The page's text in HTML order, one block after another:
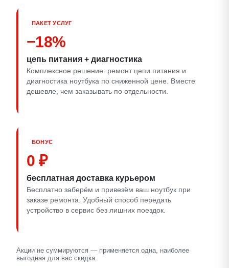
ПАКЕТ УСЛУГ
−18%
цепь питания + диагностика
Комплексное решение: ремонт цепи питания и
диагностика ноутбука по сниженной цене. Вместе
дешевле, чем заказывать по отдельности.
БОНУС
0 ₽
бесплатная доставка курьером
Бесплатно заберём и привезём ваш ноутбук при
заказе ремонта. Удобный способ передать
устройство в сервис без лишних поездок.
Акции не суммируются — применяется одна, наиболее
выгодная для вас скидка.